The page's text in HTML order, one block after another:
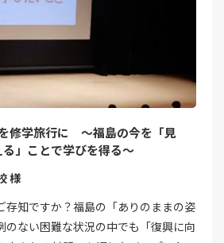
修学旅行に ～福島の今を「見
」ことで学びを得る～
様
存知ですか？福島の「ありのままの姿
のない困難な状況の中でも「復興に向